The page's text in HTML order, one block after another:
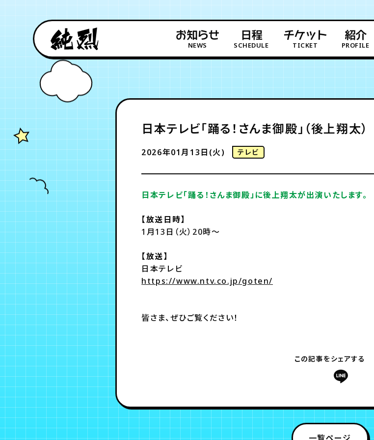
お知らせ
NEWS
日程
SCHEDULE
チケット
TICKET
紹介
PROFILE
日本テレビ「踊る！さんま御殿」（後上翔太）
2026年01月13日(火) テレビ
日本テレビ「踊る！さんま御殿」に後上翔太が出演いたします。
【放送日時】
1月13日（火）20時～
【放送】
日本テレビ
https://www.ntv.co.jp/goten/
皆さま、ぜひご覧ください！
この記事をシェアする